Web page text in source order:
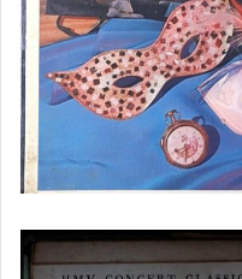
耳機-SENNHEISER
補結帳專用(非該帳號勿下標)